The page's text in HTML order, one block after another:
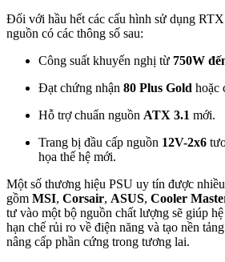
Đối với hầu hết các cấu hình sử dụng
nguồn có các thông số sau:
Công suất khuyến nghị từ 750W
Đạt chứng nhận 80 Plus Gold hoặc
Hỗ trợ chuẩn nguồn ATX 3.1 mới.
Trang bị đầu cấp nguồn 12V-2x6
họa thế hệ mới.
Một số thương hiệu PSU uy tín được
gồm MSI, Corsair, ASUS, Cooler
tư vào một bộ nguồn chất lượng sẽ giúp
hạn chế rủi ro về điện năng và tạo nền
nâng cấp phần cứng trong tương lai.